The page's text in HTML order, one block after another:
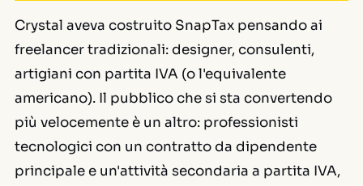
Crystal aveva costruito SnapTax pensando ai
freelancer tradizionali: designer, consulenti,
artigiani con partita IVA (o l'equivalente
americano). Il pubblico che si sta convertendo
più velocemente è un altro: professionisti
tecnologici con un contratto da dipendente
principale e un'attività secondaria a partita IVA,